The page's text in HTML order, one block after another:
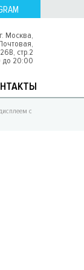
г. Москва,
26В, стр.2
до 20:00
с